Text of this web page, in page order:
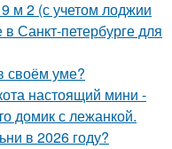
м 2 (с учетом лоджии
Санкт-петербурге для
своём уме?
настоящий мини -
домик с лежанкой.
в 2026 году?